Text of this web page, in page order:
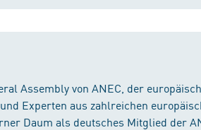
Assembly von ANEC, der
Experten aus zahlreichen
Daum als deutsches Mitglied der